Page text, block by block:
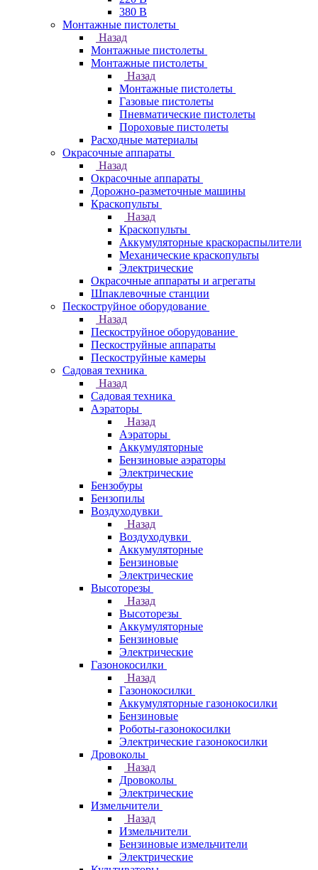
380 В
Монтажные пистолеты
Назад
Монтажные пистолеты
Монтажные пистолеты
Назад
Монтажные пистолеты
Газовые пистолеты
Пневматические пистолеты
Пороховые пистолеты
Расходные материалы
Окрасочные аппараты
Назад
Окрасочные аппараты
Дорожно-разметочные машины
Краскопульты
Назад
Краскопульты
Аккумуляторные краскораспылители
Механические краскопульты
Электрические
Окрасочные аппараты и агрегаты
Шпаклевочные станции
Пескоструйное оборудование
Назад
Пескоструйное оборудование
Пескоструйные аппараты
Пескоструйные камеры
Садовая техника
Назад
Садовая техника
Аэраторы
Назад
Аэраторы
Аккумуляторные
Бензиновые аэраторы
Электрические
Бензобуры
Бензопилы
Воздуходувки
Назад
Воздуходувки
Аккумуляторные
Бензиновые
Электрические
Высоторезы
Назад
Высоторезы
Аккумуляторные
Бензиновые
Электрические
Газонокосилки
Назад
Газонокосилки
Аккумуляторные газонокосилки
Бензиновые
Роботы-газонокосилки
Электрические газонокосилки
Дровоколы
Назад
Дровоколы
Электрические
Измельчители
Назад
Измельчители
Бензиновые измельчители
Электрические